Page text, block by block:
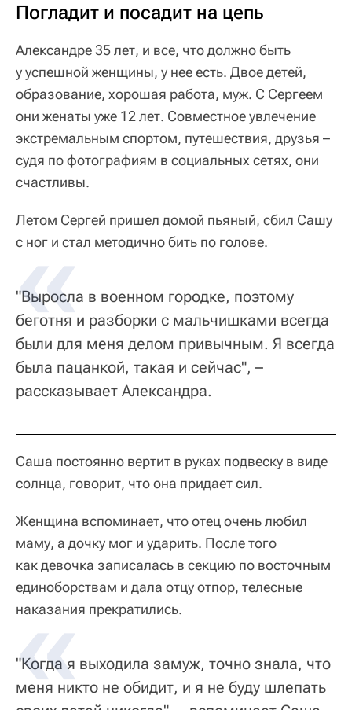
Погладит и посадит на цепь
Александре 35 лет, и все, что должно быть
у успешной женщины, у нее есть. Двое детей,
образование, хорошая работа, муж. С Сергеем
они женаты уже 12 лет. Совместное увлечение
экстремальным спортом, путешествия, друзья –
судя по фотографиям в социальных сетях, они
счастливы.
Летом Сергей пришел домой пьяный, сбил Сашу
с ног и стал методично бить по голове.
"Выросла в военном городке, поэтому
беготня и разборки с мальчишками всегда
были для меня делом привычным. Я всегда
была пацанкой, такая и сейчас", –
рассказывает Александра.
Саша постоянно вертит в руках подвеску в виде
солнца, говорит, что она придает сил.
Женщина вспоминает, что отец очень любил
маму, а дочку мог и ударить. После того
как девочка записалась в секцию по восточным
единоборствам и дала отцу отпор, телесные
наказания прекратились.
"Когда я выходила замуж, точно знала, что
меня никто не обидит, и я не буду шлепать